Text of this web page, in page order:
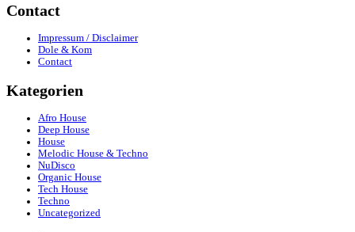
Contact
Impressum / Disclaimer
Dole & Kom
Contact
Kategorien
Afro House
Deep House
House
Melodic House & Techno
NuDisco
Organic House
Tech House
Techno
Uncategorized